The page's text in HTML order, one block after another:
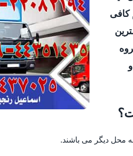
کافی
محل دیگر می باشند.